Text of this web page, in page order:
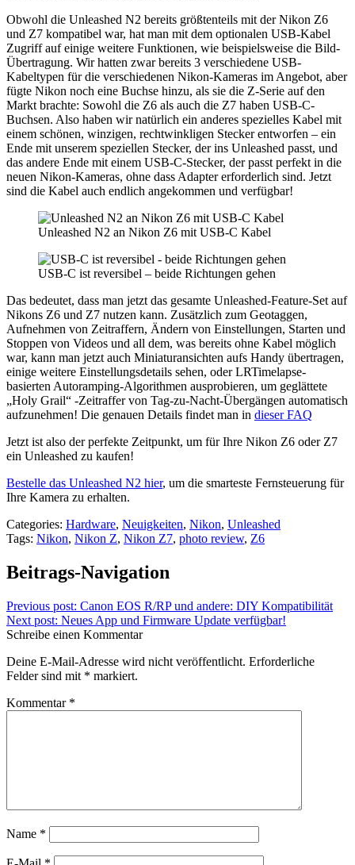
Obwohl die Unleashed N2 bereits größtenteils mit der Nikon Z6
und Z7 kompatibel war, hat man mit dem optionalen USB-Kabel
Zugriff auf einige weitere Funktionen, wie beispielsweise die Bild-
Übertragung. Wir hatten zwar bereits 3 verschiedene USB-
Kabeltypen für die verschiedenen Nikon-Kameras im Angebot, aber
fügte Nikon noch eine Buchse hinzu, als sie die Z-Serie auf den
Markt brachte: Sowohl die Z6 als auch die Z7 haben USB-C-
Buchsen. Also haben wir natürlich ein anderes spezielles Kabel mit
einem schönen, winzigen, rechtwinkligen Stecker entworfen – ein
Ende mit unserem speziellen Stecker, der ins Unleashed passt, und
das andere Ende mit einem USB-C-Stecker, der passt perfekt in die
neuen Nikon-Kameras, ohne dass Adapter erforderlich sind. Jetzt
sind die Kabel auch endlich angekommen und verfügbar!
Unleashed N2 an Nikon Z6 mit USB-C Kabel
USB-C ist reversibel – beide Richtungen gehen
Das bedeutet, dass man jetzt das gesamte Unleashed-Feature-Set auf
Nikons Z6 und Z7 nutzen kann. Zusätzlich zum Geotaggen,
Aufnehmen von Zeitraffern, Ändern von Einstellungen, Starten und
Stoppen von Videos und all dem, was bereits ohne Kabel möglich
war, kann man jetzt auch Miniaturansichten aufs Handy übertragen,
einige weitere Einstellungsdetails sehen, oder LRTimelapse-
basierten Autoramping-Algorithmen ausprobieren, um geglättete
„Holy Grail“ -Zeitraffer von Tag-zu-Nacht-Übergängen automatisch
aufzunehmen! Die genauen Details findet man in dieser FAQ
Jetzt ist also der perfekte Zeitpunkt, um für Ihre Nikon Z6 oder Z7
ein Unleashed zu kaufen!
Bestelle das Unleashed N2 hier, um die smarteste Fernsteuerung für
Ihre Kamera zu erhalten.
Categories: Hardware, Neuigkeiten, Nikon, Unleashed
Tags: Nikon, Nikon Z, Nikon Z7, photo review, Z6
Beitrags-Navigation
Previous post: Canon EOS R/RP und andere: DIY Kompatibilität
Next post: Neues App und Firmware Update verfügbar!
Schreibe einen Kommentar
Deine E-Mail-Adresse wird nicht veröffentlicht. Erforderliche
Felder sind mit * markiert.
Kommentar *
Name *